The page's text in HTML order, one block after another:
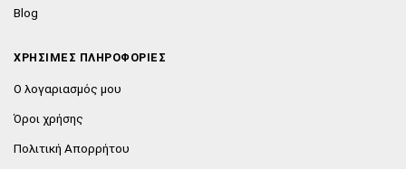
Blog
ΧΡΗΣΙΜΕΣ ΠΛΗΡΟΦΟΡΙΕΣ
Ο λογαριασμός μου
Όροι χρήσης
Πολιτική Απορρήτου